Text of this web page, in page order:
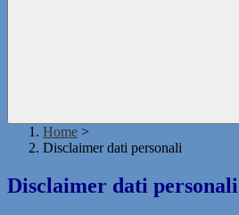
Home >
Disclaimer dati personali
Disclaimer dati personali